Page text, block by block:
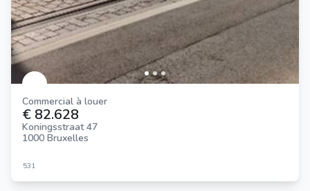
Commercial à louer
€ 82.628
Koningsstraat 47
1000 Bruxelles
531